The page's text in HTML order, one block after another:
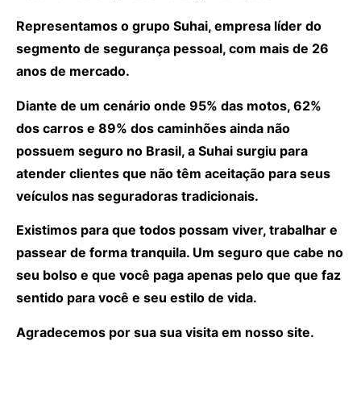
Representamos o grupo Suhai, empresa líder do
segmento de segurança pessoal, com mais de 26
anos de mercado.
Diante de um cenário onde 95% das motos, 62%
dos carros e 89% dos caminhões ainda não
possuem seguro no Brasil, a Suhai surgiu para
atender clientes que não têm aceitação para seus
veículos nas seguradoras tradicionais.
Existimos para que todos possam viver, trabalhar e
passear de forma tranquila. Um seguro que cabe no
seu bolso e que você paga apenas pelo que que faz
sentido para você e seu estilo de vida.
Agradecemos por sua sua visita em nosso site.